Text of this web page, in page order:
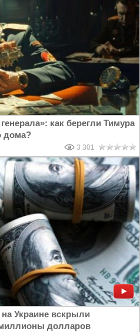
как берегли Тимура
дома?
3 301
на Украине вскрыли
долларов